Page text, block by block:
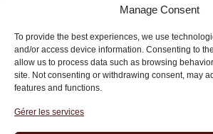
Manage Consent
To provide the best experiences, we use
and/or access device information. Consenting to
allow us to process data such as browsing
site. Not consenting or withdrawing consent, may
features and functions.
Gérer les servicesInstitut des